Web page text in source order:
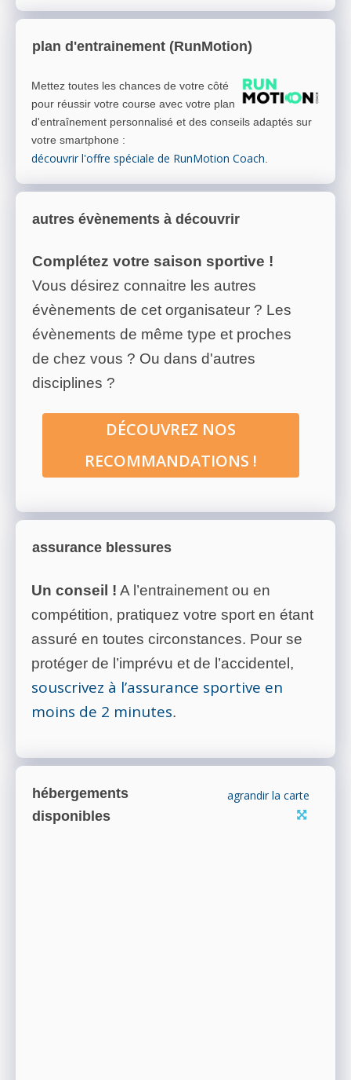
plan d'entrainement (RunMotion)
Mettez toutes les chances de votre côté
pour réussir votre course avec votre plan
d'entraînement personnalisé et des conseils adaptés sur
votre smartphone :
découvrir l'offre spéciale de RunMotion Coach
autres évènements à découvrir
Complétez votre saison sportive !
Vous désirez connaitre les autres
évènements de cet organisateur ? Les
évènements de même type et proches
de chez vous ? Ou dans d'autres
disciplines ?
DÉCOUVREZ NOS
RECOMMANDATIONS !
assurance blessures
Un conseil ! A l’entrainement ou en
compétition, pratiquez votre sport en étant
assuré en toutes circonstances. Pour se
protéger de l’imprévu et de l’accidentel,
souscrivez à l’assurance sportive en
moins de 2 minutes.
hébergements
disponibles
agrandir la carte